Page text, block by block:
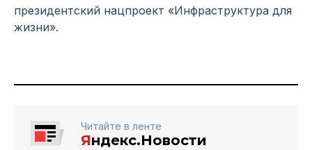
президентский нацпроект «Инфраструктура для
жизни».
Читайте в ленте
Яндекс.Новости